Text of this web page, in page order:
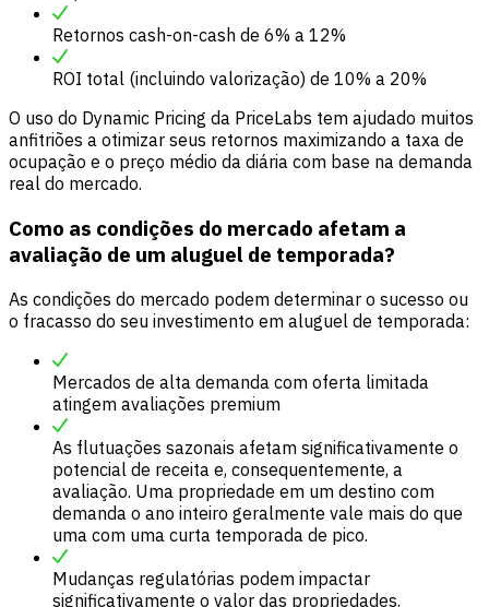
Retornos cash-on-cash de 6% a 12%
ROI total (incluindo valorização) de 10% a 20%
O uso do Dynamic Pricing da PriceLabs tem ajudado muitos
anfitriões a otimizar seus retornos maximizando a taxa de
ocupação e o preço médio da diária com base na demanda
real do mercado.
Como as condições do mercado afetam a
avaliação de um aluguel de temporada?
As condições do mercado podem determinar o sucesso ou
o fracasso do seu investimento em aluguel de temporada:
Mercados de alta demanda com oferta limitada
atingem avaliações premium
As flutuações sazonais afetam significativamente o
potencial de receita e, consequentemente, a
avaliação. Uma propriedade em um destino com
demanda o ano inteiro geralmente vale mais do que
uma com uma curta temporada de pico.
Mudanças regulatórias podem impactar
significativamente o valor das propriedades.